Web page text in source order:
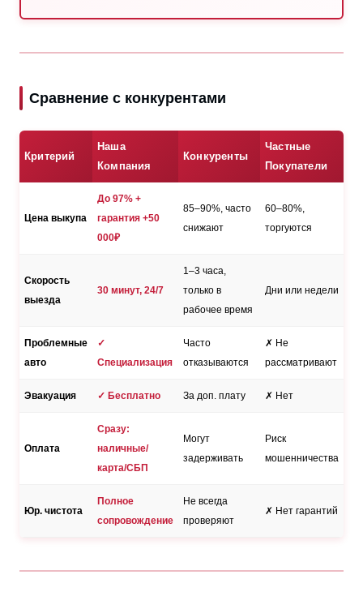
Сравнение с конкурентами
Критерий
Наша
Компания
Конкуренты
Частные
Покупатели
Цена выкупа
До 97% +
гарантия +50
000₽
85–90%, часто
снижают
60–80%,
торгуются
Скорость
выезда
30 минут, 24/7
1–3 часа,
только в
рабочее время
Дни или недели
Проблемные
авто
✓
Специализация
Часто
отказываются
✗ Не
рассматривают
Эвакуация ✓ Бесплатно За доп. плату ✗ Нет
Оплата
Сразу:
наличные/
карта/СБП
Могут
задерживать
Риск
мошенничества
Юр. чистота
Полное
сопровождение
Не всегда
проверяют
✗ Нет гарантий